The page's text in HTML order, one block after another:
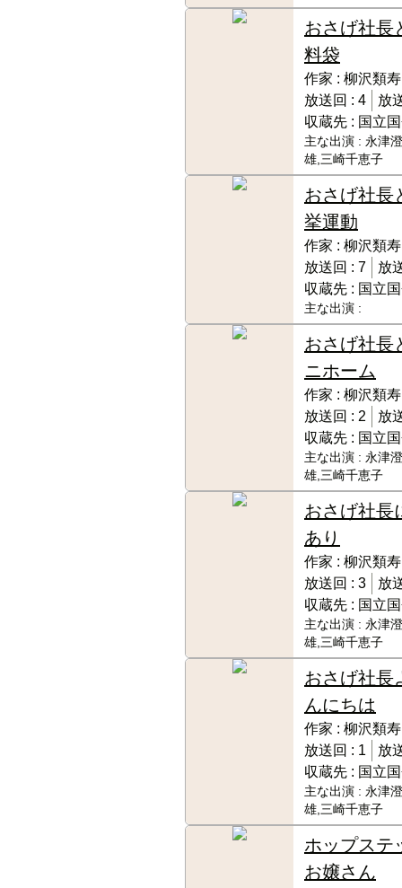
おさげ社長
料袋
作家 : 柳沢類
放送回 : 4
放
収蔵先 : 国立
主な出演 : 永津
雄,三崎千恵子
おさげ社長
挙運動
作家 : 柳沢類
放送回 : 7
放
収蔵先 : 国立
主な出演 :
おさげ社長
ニホーム
作家 : 柳沢類
放送回 : 2
放
収蔵先 : 国立
主な出演 : 永津
雄,三崎千恵子
おさげ社長
あり
作家 : 柳沢類
放送回 : 3
放
収蔵先 : 国立
主な出演 : 永津
雄,三崎千恵子
おさげ社長
んにちは
作家 : 柳沢類
放送回 : 1
放
収蔵先 : 国立
主な出演 : 永津
雄,三崎千恵子
ホップステ
お嬢さん